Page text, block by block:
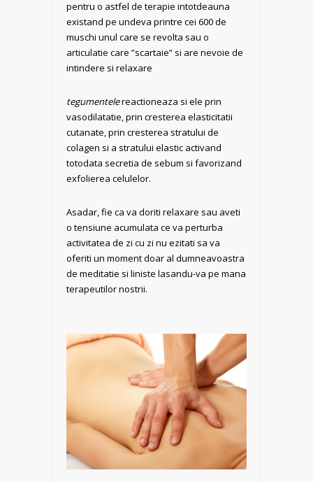
pentru o astfel de terapie intotdeauna
existand pe undeva printre cei 600 de
muschi unul care se revolta sau o
articulatie care ”scartaie” si are nevoie de
intindere si relaxare
tegumentelereactioneaza si ele prin
vasodilatatie, prin cresterea elasticitatii
cutanate, prin cresterea stratului de
colagen si a stratului elastic activand
totodata secretia de sebum si favorizand
exfolierea celulelor.
Asadar, fie ca va doriti relaxare sau aveti
o tensiune acumulata ce va perturba
activitatea de zi cu zi nu ezitati sa va
oferiti un moment doar al dumneavoastra
de meditatie si liniste lasandu-va pe mana
terapeutilor nostrii.